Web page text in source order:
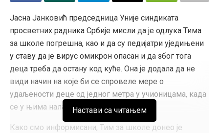
Јасна Јанковић председница Уније синдиката
просветних радника Србије мисли да је одлука Тима
за школе погрешна, као и да су педијатри уједињени
у ставу да је вирус омикрон опасан и да због тога
деца треба да остану код куће. Она је додала да не
види начин на које би се спровеле мере о
удаљености деце од једног метра у учионицама, када
се у њима налази по 30 или 35 ученика.
Како смо информисани, Тим за школе донео је
Настави са читањем